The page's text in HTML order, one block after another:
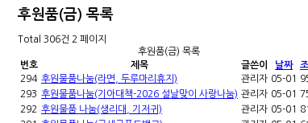
후원품(금) 목록
Total 306건 2 페이지
후원품(금) 목록
번호
제목 글쓴이 날짜
294 후원물품나눔(라면, 두루마리휴지) 관리자 05-01
293 후원물품나눔(기아대책-2026 설날맞이 사랑나눔) 관리자 05-01
292 후원물품 나눔(생리대, 기저귀) 관리자 05-01
81